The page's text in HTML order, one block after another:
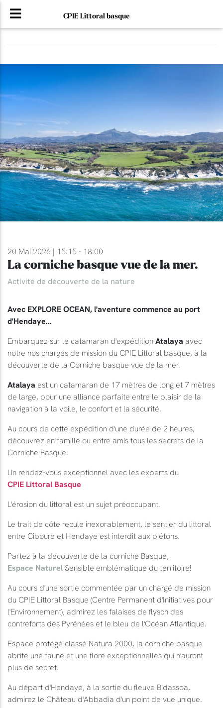
CPIE Littoral basque
20 Mai 2026 | 15:15 - 18:00
La corniche basque vue de la mer.
Activité de découverte de la nature
Avec EXPLORE OCEAN, l'aventure commence au port
d'Hendaye...
Embarquez sur le catamaran d'expédition Atalaya avec
notre nos chargés de mission du CPIE Littoral basque, à la
découverte de la Corniche basque vue de la mer.
Atalaya est un catamaran de 17 mètres de long et 7 mètres
de large, pour une alliance parfaite entre le plaisir de la
navigation à la voile, le confort et la sécurité.
Au cours de cette expédition d'une durée de 2 heures,
découvrez en famille ou entre amis tous les secrets de la
Corniche Basque.
Un rendez-vous exceptionnel avec les experts du
CPIE Littoral Basque
L'érosion du littoral est un sujet préoccupant.
Le trait de côte recule inexorablement, le sentier du littoral
entre Ciboure et Hendaye est interdit aux piétons.
Partez à la découverte de la corniche Basque,
Espace Naturel Sensible emblématique du territoire!
Au cours d'une sortie commentée par un chargé de mission
du CPIE Littoral Basque (Centre Permanent d'Initiatives pour
l'Environnement), admirez les falaises de flysch des
contreforts des Pyrénées et le bleu de l'Océan Atlantique.
Espace protégé classé Natura 2000, la corniche basque
abrite une faune et une flore exceptionnelles qui n'auront
plus de secret.
Au départ d'Hendaye, à la sortie du fleuve Bidassoa,
admirez le Château d'Abbadia d'un point de vue unique.